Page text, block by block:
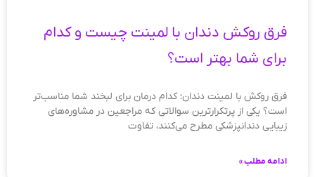
فرق روکش دندان با لمینت چیست و کدام
برای شما بهتر است؟
فرق روکش با لمینت دندان؛ کدام درمان برای لبخند شما مناسب‌تر
است؟ یکی از پرتکرارترین سوالاتی که مراجعین در مشاوره‌های
زیبایی دندانپزشکی مطرح می‌کنند، تفاوت
ادامه مطلب »